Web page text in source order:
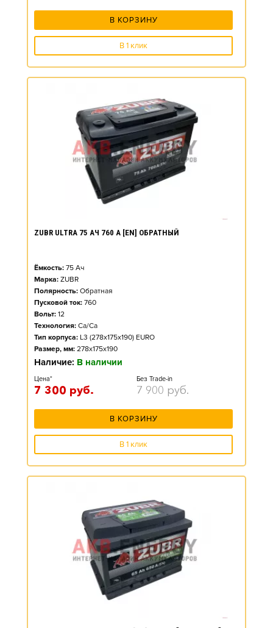
В КОРЗИНУ
В 1 клик
ZUBR ULTRA 75 АЧ 760 А [EN] ОБРАТНЫЙ
Ёмкость: 75 Ач
Марка: ZUBR
Полярность: Обратная
Пусковой ток: 760
Вольт: 12
Технология: Ca/Ca
Тип корпуса: L3 (278x175x190) EURO
Размер, мм: 278x175x190
Наличие: В наличии
Цена*
7 300 руб.
Без Trade-in
7 900 руб.
В КОРЗИНУ
В 1 клик